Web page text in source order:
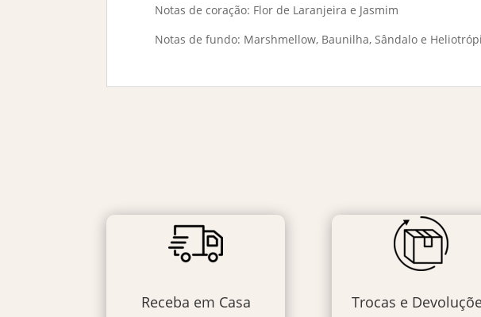
Notas de coração: Flor de Laranjeira e Jasmim
Notas de fundo: Marshmellow, Baunilha, Sândalo e
Receba em Casa Trocas e